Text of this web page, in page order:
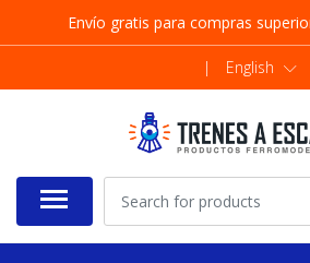
Envío gratis para compras
| English